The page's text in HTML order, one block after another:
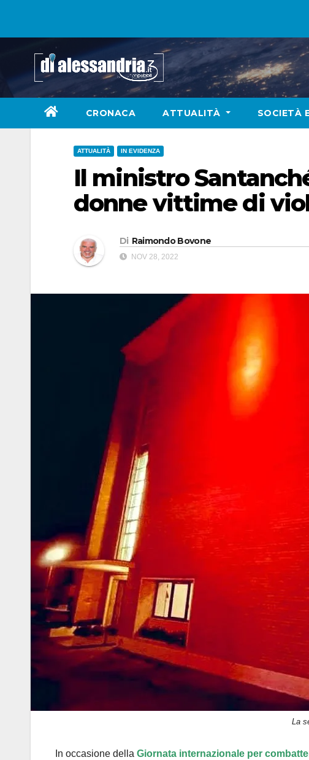
CRONACA ATTUALITÀ SOCIETÀ
ATTUALITÀ IN EVIDENZA
Il ministro
donne vittime di
Di Raimondo Bovone
NOV 28, 2022
La
In occasione della Giornata internazionale per